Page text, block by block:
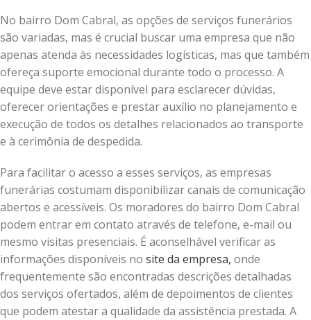
No bairro Dom Cabral, as opções de serviços funerários
são variadas, mas é crucial buscar uma empresa que não
apenas atenda às necessidades logísticas, mas que também
ofereça suporte emocional durante todo o processo. A
equipe deve estar disponível para esclarecer dúvidas,
oferecer orientações e prestar auxílio no planejamento e
execução de todos os detalhes relacionados ao transporte
e à cerimônia de despedida.
Para facilitar o acesso a esses serviços, as empresas
funerárias costumam disponibilizar canais de comunicação
abertos e acessíveis. Os moradores do bairro Dom Cabral
podem entrar em contato através de telefone, e-mail ou
mesmo visitas presenciais. É aconselhável verificar as
informações disponíveis no site da empresa, onde
frequentemente são encontradas descrições detalhadas
dos serviços ofertados, além de depoimentos de clientes
que podem atestar a qualidade da assistência prestada. A